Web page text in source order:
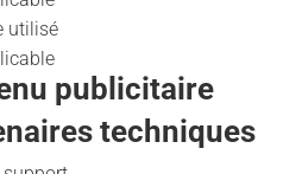
utilisé
publicitaire
techniques